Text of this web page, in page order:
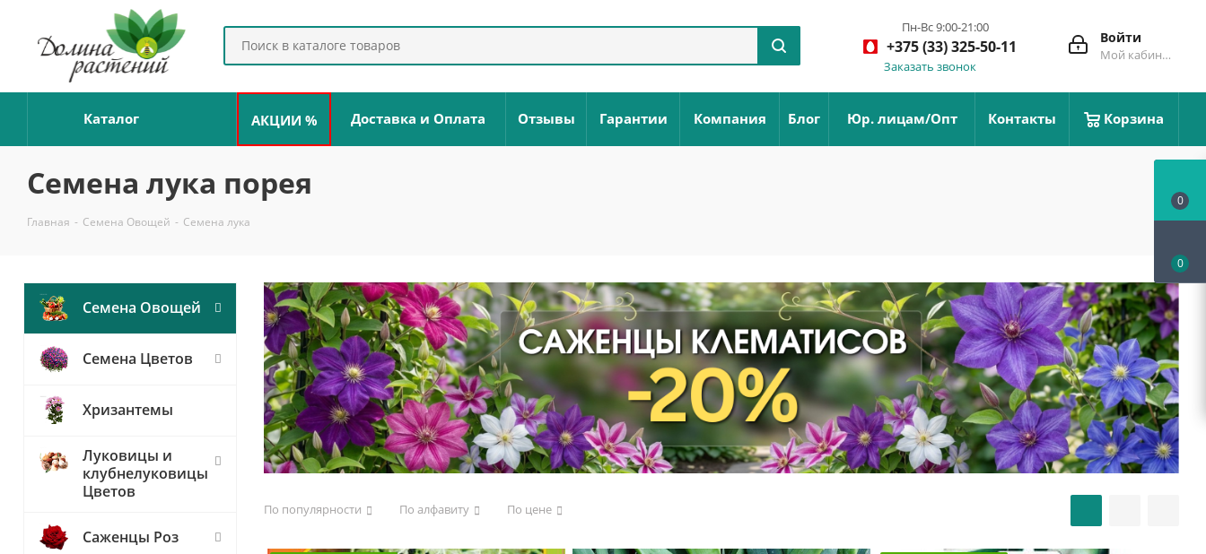
Войти
Мой кабинет
Пн-Вс 9:00-21:00
+375 (33) 325-50-11
Заказать звонок
Каталог АКЦИИ % Доставка и Оплата Отзывы Гарантии Компания Блог Юр. лицам/Опт Контакты Корзина
Семена лука порея
Главная - Семена Овощей - Семена лука
По популярности По алфавиту По цене
Семена Овощей
Семена Цветов
Хризантемы
Луковицы и
клубнелуковицы
Цветов
Саженцы Роз
0
0